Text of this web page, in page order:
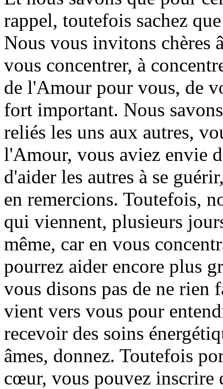
rappel, toutefois sachez
Nous vous invitons chères
vous concentrer, à
de l'Amour pour vous, de
fort important. Nous
reliés les uns aux autres,
l'Amour, vous aviez envie
d'aider les autres à se
en remercions. Toutefois,
qui viennent, plusieurs
même, car en vous
pourrez aider encore plus
vous disons pas de ne rien
vient vers vous pour
recevoir des soins
âmes, donnez. Toutefois
cœur, vous pouvez inscrire